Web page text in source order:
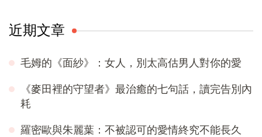
近期文章
毛姆的《面紗》：女人，別太高估男人對你的愛
《麥田裡的守望者》最治癒的七句話，讀完告別內
耗
羅密歐與朱麗葉：不被認可的愛情終究不能長久